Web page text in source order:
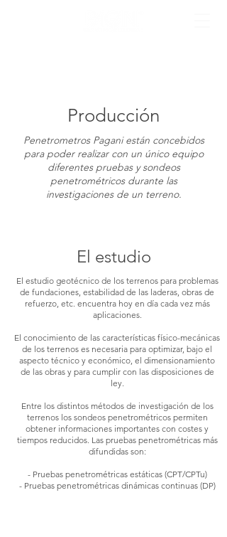
Producción
Penetrometros Pagani están concebidos
para poder realizar con un único equipo
diferentes pruebas y sondeos
penetrométricos durante las
investigaciones de un terreno.
El estudio
El estudio geotécnico de los terrenos para problemas
de fundaciones, estabilidad de las laderas, obras de
refuerzo, etc. encuentra hoy en día cada vez más
aplicaciones.
El conocimiento de las características físico-mecánicas
de los terrenos es necesaria para optimizar, bajo el
aspecto técnico y económico, el dimensionamiento
de las obras y para cumplir con las disposiciones de
ley.
Entre los distintos métodos de investigación de los
terrenos los sondeos penetrométricos permiten
obtener informaciones importantes con costes y
tiempos reducidos. Las pruebas penetrométricas más
difundidas son:
​- Pruebas penetrométricas estáticas (CPT/CPTu)
- Pruebas penetrométricas dinámicas continuas (DP)